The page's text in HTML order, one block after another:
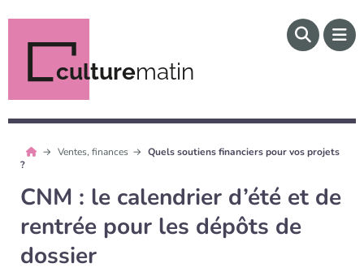
culturematin
Ventes, finances
Quels soutiens financiers pour vos projets
?
CNM : le calendrier d’été et de
rentrée pour les dépôts de
dossier